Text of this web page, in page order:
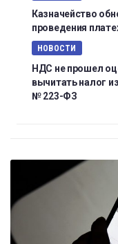
Казначейство
проведения
НОВОСТИ
НДС не прошел
вычитать налог
№ 223-ФЗ